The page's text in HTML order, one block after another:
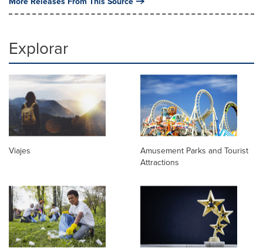
Explorar
Viajes
Amusement Parks and Tourist
Attractions